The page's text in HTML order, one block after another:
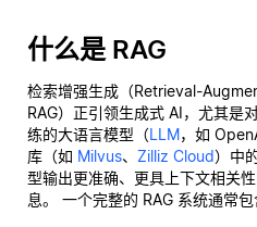
什么是 RAG
检索增强生成（Retrieval-
RAG）正引领生成式 AI，尤其是
练的大语言模型（LLM，如
库（如 Milvus、 Zilliz Cloud）中
型输出更准确、更具上下文相关
息。 一个完整的 RAG 系统通常包